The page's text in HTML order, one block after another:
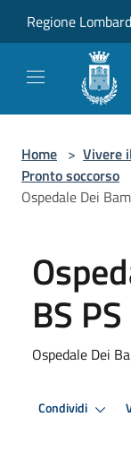
Regione
Home > Vivere
Pronto soccorso
Ospedale Dei
BS
Ospedale Dei
Condividi